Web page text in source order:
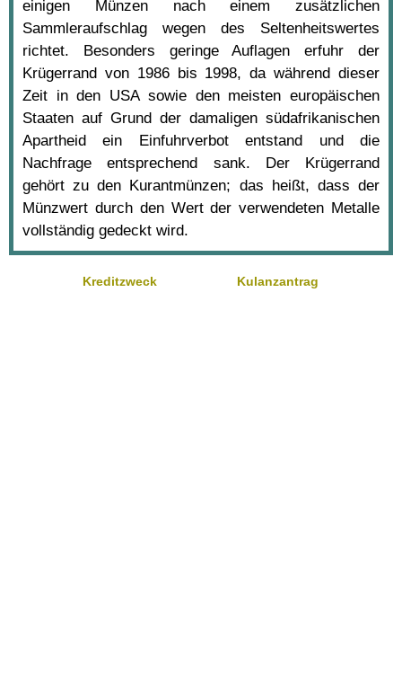
einigen Münzen nach einem zusätzlichen
Sammleraufschlag wegen des Seltenheitswertes
richtet. Besonders geringe Auflagen erfuhr der
Krügerrand von 1986 bis 1998, da während dieser
Zeit in den USA sowie den meisten europäischen
Staaten auf Grund der damaligen südafrikanischen
Apartheid ein Einfuhrverbot entstand und die
Nachfrage entsprechend sank. Der Krügerrand
gehört zu den Kurantmünzen; das heißt, dass der
Münzwert durch den Wert der verwendeten Metalle
vollständig gedeckt wird.
Kreditzweck Kulanzantrag